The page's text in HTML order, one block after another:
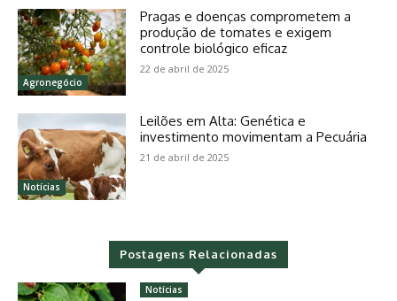
Agronegócio
Pragas e doenças comprometem a
produção de tomates e exigem
controle biológico eficaz
22 de abril de 2025
Notícias
Leilões em Alta: Genética e
investimento movimentam a Pecuária
21 de abril de 2025
Postagens Relacionadas
Notícias